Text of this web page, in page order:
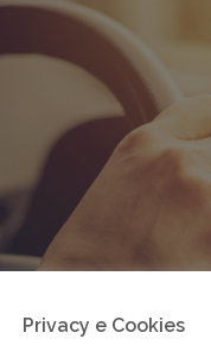
Privacy e Cookies